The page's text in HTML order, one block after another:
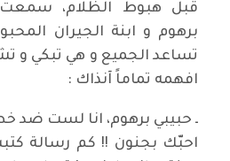
قبل هبوط الظلام، سمعت
برهوم و ابنة الجيران
تساعد الجميع و هي تبكي و
افهمه تماماً آنذاك :
ـ حبيبي برهوم، انا لست ضد
احبّك بجنون !! كم رسالة